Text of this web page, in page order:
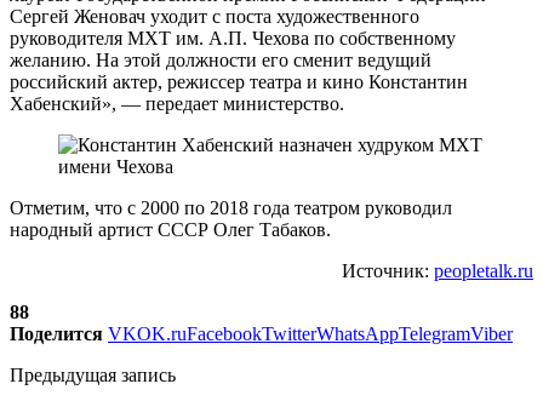
Сергей Женовач уходит с поста художественного
руководителя МХТ им. А.П. Чехова по собственному
желанию. На этой должности его сменит ведущий
российский актер, режиссер театра и кино Константин
Хабенский», — передает министерство.
Отметим, что с 2000 по 2018 года театром руководил
народный артист СССР Олег Табаков.
Источник: peopletalk.ru
88
Поделится VKOK.ruFacebookTwitterWhatsAppTelegramViber
Предыдущая запись